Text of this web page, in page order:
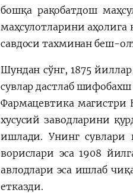
бошқа рақобатдош
маҳсулотларини
савдоси тахминан беш-
Шундан сўнг, 1875
сувлар дастлаб
Фармацевтика
хусусий заводларини
ишлади. Унинг
ворислари эса 1908
авлодлари эса ишлаб
етказди.